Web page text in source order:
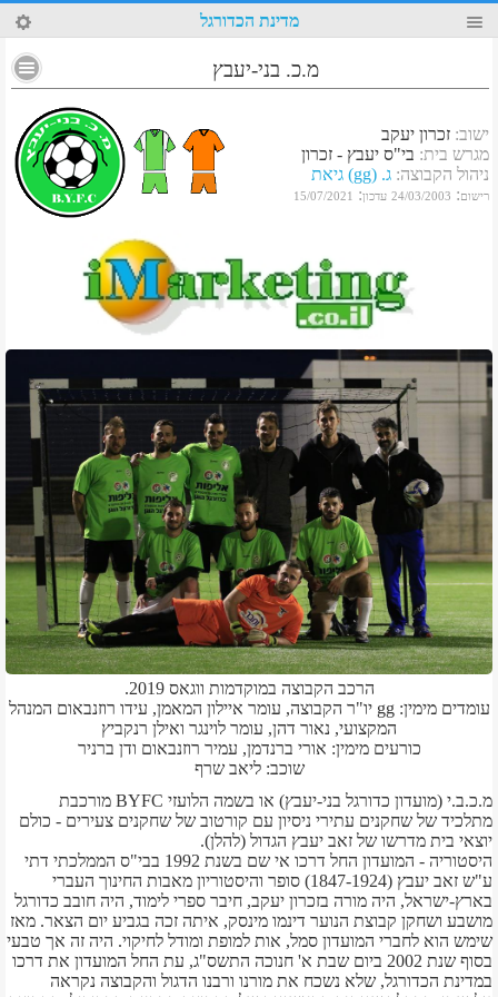
1 מדינת הכדורגל
מ.כ. בני-יעבץ
ישוב: זכרון יעקב
מגרש בית: בי"ס יעבץ - זכרון
ניהול הקבוצה: ג. (gg) גיאת
רישום:
24/03/2003 עדכון:
15/07/2021
הרכב הקבוצה במוקדמות ווגאס 2019.
עומדים מימין: gg יו"ר הקבוצה, עומר איילון המאמן, עידו רוזנבאום המנהל
המקצועי, נאור דהן, עומר לוינגר ואילן רנקביץ
כורעים מימין: אורי ברנדמן, עמיר רוזנבאום ודן ברניר
שוכב: ליאב שרף
מ.כ.ב.י (מועדון כדורגל בני-יעבץ) או בשמה הלועזי BYFC מורכבת
מתלכיד של שחקנים עתירי ניסיון עם קורטוב של שחקנים צעירים - כולם
יוצאי בית מדרשו של זאב יעבץ הגדול (להלן).
היסטוריה - המועדון החל דרכו אי שם בשנת 1992 בבי"ס הממלכתי דתי
ע"ש זאב יעבץ (1847-1924) סופר והיסטוריון מאבות החינוך העברי
בארץ-ישראל, היה מורה בזכרון יעקב, חיבר ספרי לימוד, היה חובב כדורגל
מושבע ושחקן קבוצת הנוער דינמו מינסק, איתה זכה בגביע יום הצאר. מאז
שימש הוא לחברי המועדון סמל, אות למופת ומודל לחיקוי. היה זה אך טבעי
בסוף שנת 2002 ביום שבת א' חנוכה התשס"ג, עת החל המועדון את דרכו
במדינת הכדורגל, שלא נשכח את מורנו ורבנו הדגול והקבוצה נקראה